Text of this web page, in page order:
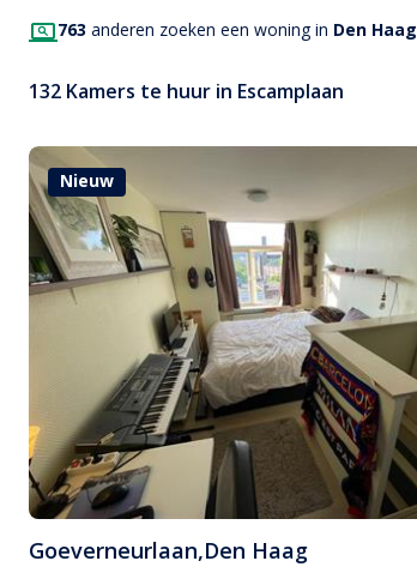
763 anderen zoeken een woning in Den Haag
132 Kamers te huur in Escamplaan
Nieuw
Goeverneurlaan,Den Haag